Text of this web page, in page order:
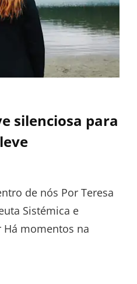
silenciosa para
de nós Por Teresa
Sistémica e
Há momentos na